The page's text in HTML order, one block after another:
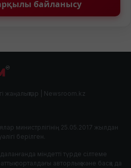
байланысу
жаңалықтар | Newsroom.kz
министрлігінің 25.05.2017 жылдан
берілген.
міндетті түрде сілтеме
порталдағы авторлық және басқа да